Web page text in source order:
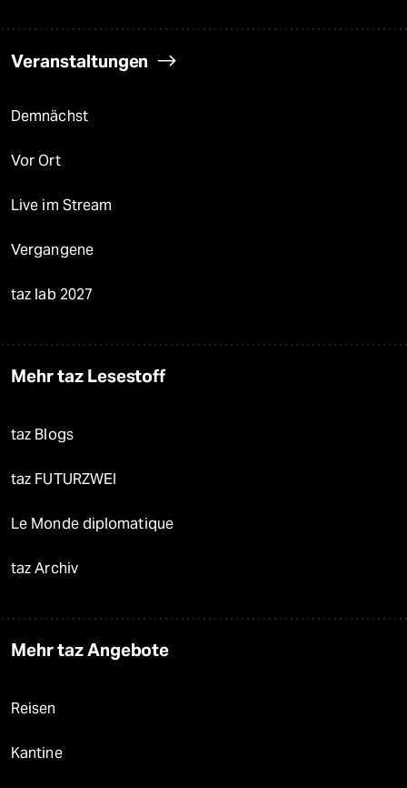
Veranstaltungen
Demnächst
Vor Ort
Live im Stream
Vergangene
taz lab 2027
Mehr taz Lesestoff
taz Blogs
taz FUTURZWEI
Le Monde diplomatique
taz Archiv
Mehr taz Angebote
Reisen
Kantine